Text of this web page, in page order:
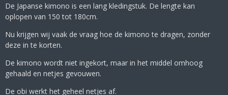
De Japanse kimono is een lang kledingstuk. De lengte kan
oplopen van 150 tot 180cm.
Nu krijgen wij vaak de vraag hoe de kimono te dragen, zonder
deze in te korten.
De kimono wordt niet ingekort, maar in het middel omhoog
gehaald en netjes gevouwen.
De obi werkt het geheel netjes af.